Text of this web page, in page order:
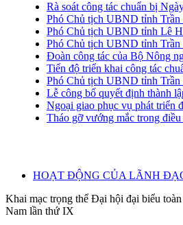
Rà soát công tác chuẩn bị Ngày
Phó Chủ tịch UBND tỉnh Trần
Phó Chủ tịch UBND tỉnh Lê
Phó Chủ tịch UBND tỉnh Trần
Đoàn công tác của Bộ Nông
Tiến độ triển khai công tác
Phó Chủ tịch UBND tỉnh Trần
Lễ công bố quyết định thành lập
Ngoại giao phục vụ phát triển
Tháo gỡ vướng mắc trong điều
HOẠT ĐỘNG CỦA LÃNH
Khai mạc trọng thể Đại hội đại biểu
Nam lần thứ IX